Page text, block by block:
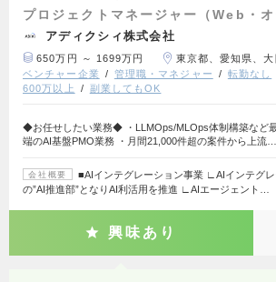
プロジェクトマネージャー（Web・オ
アディクシィ株式会社
650万円 ～ 1699万円
東京都、愛知県、
ベンチャー企業
管理職・マネジャー 転勤なし
600万以上
副業してもOK
◆お任せしたい業務◆ ・LLMOps/MLOps体制構築など
端のAI基盤PMO業務 ・月間21,000件超の案件から上流…
会社概要
■AIインテグレーション事業 ∟AIインテグ
の”AI推進部”となりAI利活⽤を推進 ∟AIエージェント…
興味あり